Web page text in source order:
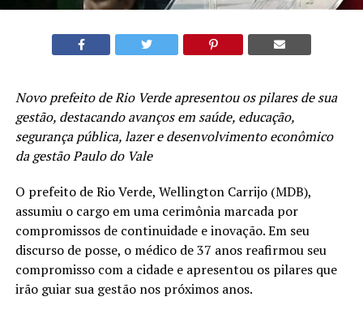
Novo prefeito de Rio Verde apresentou os pilares de sua
gestão, destacando avanços em saúde, educação,
segurança pública, lazer e desenvolvimento econômico
da gestão Paulo do Vale
O prefeito de Rio Verde, Wellington Carrijo (MDB),
assumiu o cargo em uma cerimônia marcada por
compromissos de continuidade e inovação. Em seu
discurso de posse, o médico de 37 anos reafirmou seu
compromisso com a cidade e apresentou os pilares que
irão guiar sua gestão nos próximos anos.